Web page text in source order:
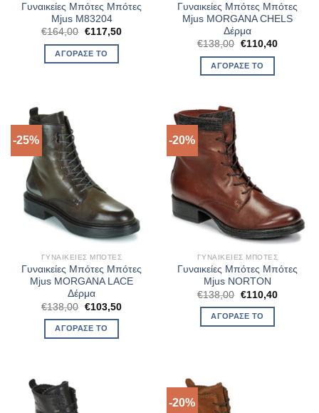
Γυναικείες Μπότες Μπότες
Mjus M83204
€164,00 Original
was:
€164,00.
€117,50Η
ΑΓΌΡΑΣΈ ΤΟ
Γυναικείες Μπότες Μπότες
Mjus MORGANA CHELS
Δέρμα
€138,00 Original
was:
€138,00.
€110,40Η
ΑΓΌΡΑΣΈ ΤΟ
-25%
ΓΥΝΑΙΚΕΊΕΣ ΜΠΌΤΕΣ
Γυναικείες Μπότες Μπότες
Mjus MORGANA LACE
Δέρμα
€138,00 Original
was:
€138,00.
€103,50Η
ΑΓΌΡΑΣΈ ΤΟ
-20%
ΓΥΝΑΙΚΕΊΕΣ ΜΠΌΤΕΣ
Γυναικείες Μπότες Μπότες
Mjus NORTON
€138,00 Original
was:
€138,00.
€110,40Η
ΑΓΌΡΑΣΈ ΤΟ
-20%